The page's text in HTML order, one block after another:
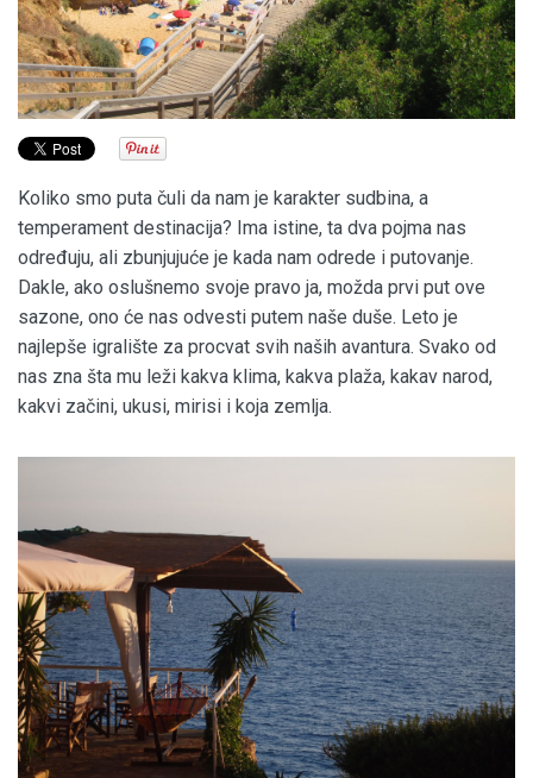
Koliko smo puta čuli da nam je karakter sudbina, a
temperament destinacija? Ima istine, ta dva pojma nas
određuju, ali zbunjujuće je kada nam odrede i putovanje.
Dakle, ako oslušnemo svoje pravo ja, možda prvi put ove
sazone, ono će nas odvesti putem naše duše. Leto je
najlepše igralište za procvat svih naših avantura. Svako od
nas zna šta mu leži kakva klima, kakva plaža, kakav narod,
kakvi začini, ukusi, mirisi i koja zemlja.